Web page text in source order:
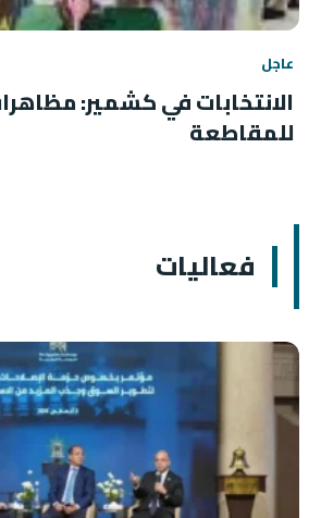
عاجل
الانتخابات في كشمير:
للمقاطعة
فعاليات